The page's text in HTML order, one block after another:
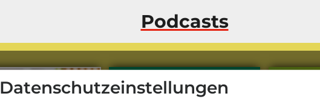
Podcasts
Datenschutzeinstellungen